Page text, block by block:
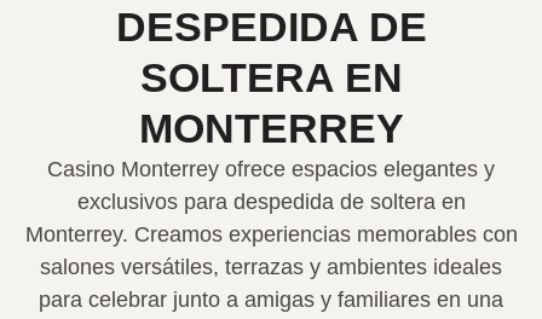
DESPEDIDA DE
SOLTERA EN
MONTERREY
Casino Monterrey ofrece espacios elegantes y
exclusivos para despedida de soltera en
Monterrey. Creamos experiencias memorables con
salones versátiles, terrazas y ambientes ideales
para celebrar junto a amigas y familiares en una